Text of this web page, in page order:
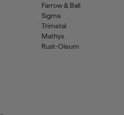
Farrow & Ball
Sigma
Trimetal
Mathys
Rust-Oleum